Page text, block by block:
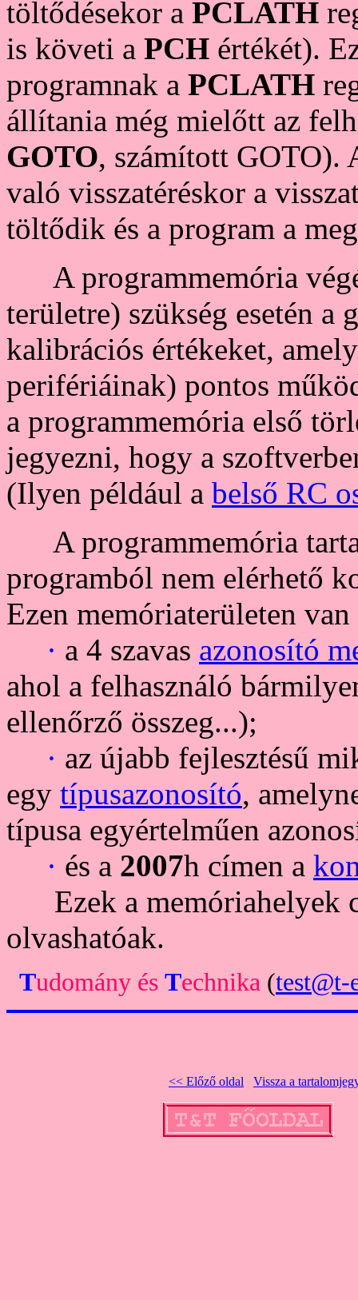
töltődésekor a PCLATH
is követi a PCH értékét).
programnak a PCLATH
állítania még mielőtt az
GOTO, számított GOTO).
való visszatéréskor a
töltődik és a program a
A programmemória
területre) szükség esetén a
kalibrációs értékeket,
perifériáinak) pontos
a programmemória első
jegyezni, hogy a
(Ilyen például a belső RC
A programmemória
programból nem elérhető
Ezen memóriaterületen
· a 4 szavas azonosító
ahol a felhasználó
ellenőrző összeg...);
· az újabb fejlesztésű
egy típusazonosító,
típusa egyértelműen
· és a 2007h címen a
Ezek a memóriahelyek
olvashatóak.
Tudomány és Technika (test@t-
<< Előző oldal Vissza a